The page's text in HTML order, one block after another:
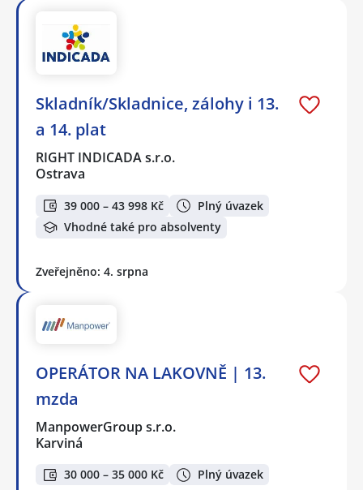
Skladník/Skladnice, zálohy i 13.
a 14. plat
RIGHT INDICADA s.r.o.
Ostrava
39 000 – 43 998 Kč
Plný úvazek
Vhodné také pro absolventy
Zveřejněno: 4. srpna
OPERÁTOR NA LAKOVNĚ | 13.
mzda
ManpowerGroup s.r.o.
Karviná
30 000 – 35 000 Kč Plný úvazek